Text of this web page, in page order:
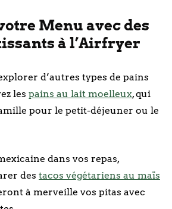
Menu avec des
à l’Airfryer
d’autres types de pains
les pains au lait moelleux, qui
pour le petit-déjeuner ou le
dans vos repas,
des tacos végétariens au maïs
à merveille vos pitas avec